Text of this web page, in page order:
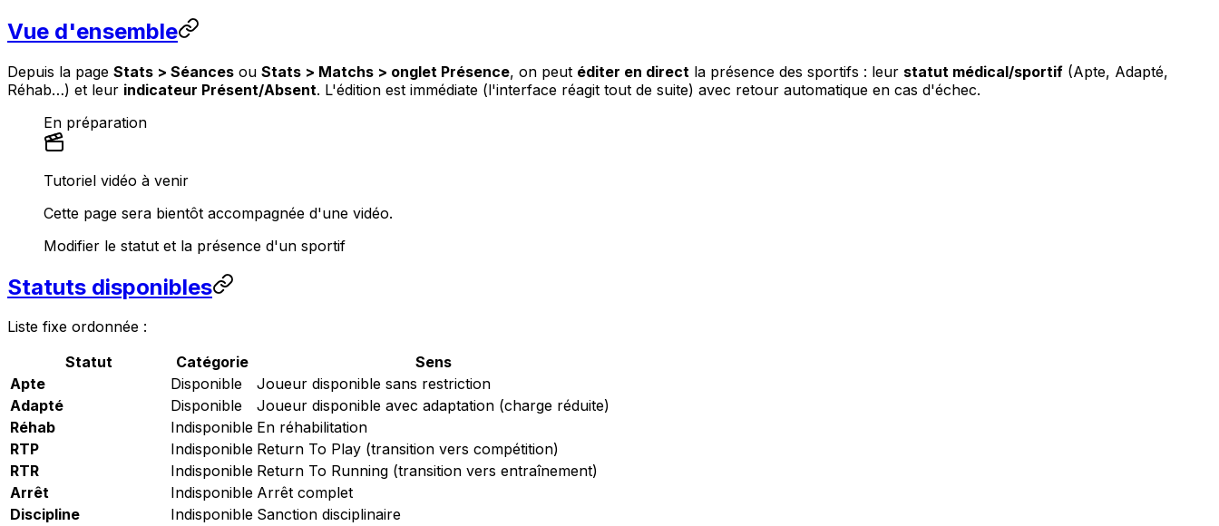
Vue d'ensemble
Depuis la page Stats > Séances ou Stats > Matchs > onglet Présence, on peut éditer en direct la présence des sportifs : leur statut médical/sportif (Apte, Adapté,
Réhab…) et leur indicateur Présent/Absent. L'édition est immédiate (l'interface réagit tout de suite) avec retour automatique en cas d'échec.
En préparation
Tutoriel vidéo à venir
Cette page sera bientôt accompagnée d'une vidéo.
Modifier le statut et la présence d'un sportif
Statuts disponibles
Liste fixe ordonnée :
Statut
Catégorie
Sens
Apte
Disponible
Joueur disponible sans restriction
Adapté
Disponible
Joueur disponible avec adaptation (charge réduite)
Réhab
Indisponible En réhabilitation
RTP
Indisponible Return To Play (transition vers compétition)
RTR
Indisponible Return To Running (transition vers entraînement)
Arrêt
Indisponible Arrêt complet
Discipline
Indisponible Sanction disciplinaire